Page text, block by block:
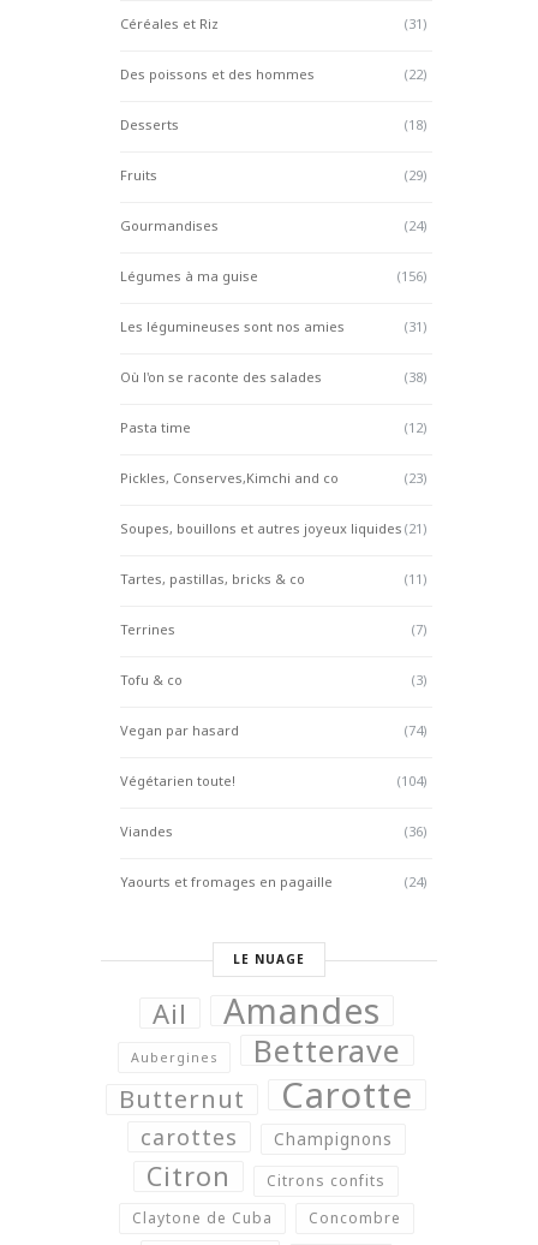
Céréales et Riz (31)
Des poissons et des hommes (22)
Desserts (18)
Fruits (29)
Gourmandises (24)
Légumes à ma guise (156)
Les légumineuses sont nos amies (31)
Où l'on se raconte des salades (38)
Pasta time (12)
Pickles, Conserves,Kimchi and co (23)
Soupes, bouillons et autres joyeux liquides (21)
Tartes, pastillas, bricks & co (11)
Terrines (7)
Tofu & co (3)
Vegan par hasard (74)
Végétarien toute! (104)
Viandes (36)
Yaourts et fromages en pagaille (24)
LE NUAGE
Ail Amandes
Aubergines Betterave
Butternut Carotte
carottes Champignons
Citron
Citrons confits
Claytone de Cuba
Concombre